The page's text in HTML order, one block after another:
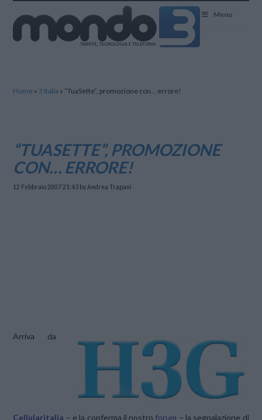
Menu
Home »3 Italia » “TuaSette”, promozione con… errore!
“TUASETTE”, PROMOZIONE
CON… ERRORE!
12 Febbraio 2007 21:43 by Andrea Trapani
Arriva da
Cellularitalia – e la conferma il nostro forum – la segnalazione di